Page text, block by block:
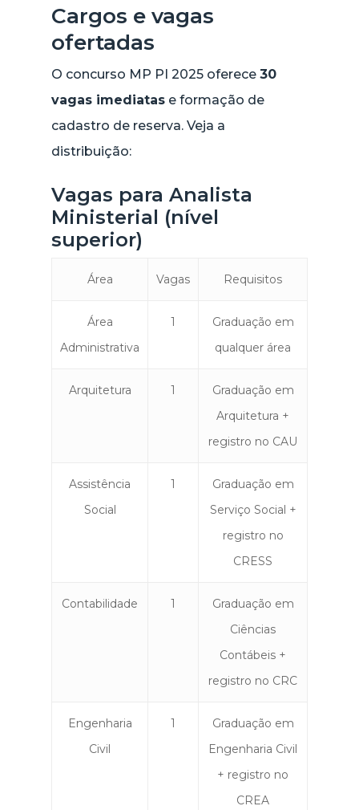
Cargos e vagas
ofertadas
O concurso MP PI 2025 oferece 30
vagas imediatas e formação de
cadastro de reserva. Veja a
distribuição:
Vagas para Analista
Ministerial (nível
superior)
Área Vagas Requisitos
Área
Administrativa
1
Graduação em
qualquer área
Arquitetura 1
Graduação em
Arquitetura +
registro no CAU
Assistência
Social
1
Graduação em
Serviço Social +
registro no
CRESS
Contabilidade 1
Graduação em
Ciências
Contábeis +
registro no CRC
Engenharia
Civil
1
Graduação em
Engenharia Civil
+ registro no
CREA